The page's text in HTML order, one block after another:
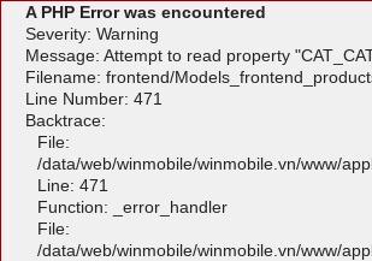
A PHP Error was encountered
Severity: Warning
Message: Attempt to read property
Filename: frontend/
Line Number: 471
Backtrace:
File:
/data/web/winmobile/winmobile.vn/www/
Line: 471
Function: _error_handler
File:
/data/web/winmobile/winmobile.vn/www/